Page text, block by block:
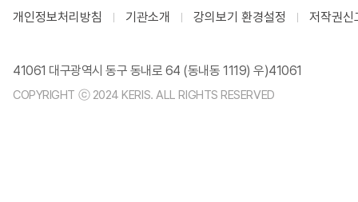
개인정보처리방침 기관소개 강의보기 환경설정 저작권신
41061 대구광역시 동구 동내로 64 (동내동 1119) 우)41061
COPYRIGHT ⓒ 2024 KERIS. ALL RIGHTS RESERVED